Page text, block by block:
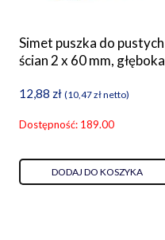
Simet puszka do pustych
ścian 2 x 60 mm, głęboka
12,88 zł (10,47złnetto)
Dostępność: 189.00
DODAJ DO KOSZYKA